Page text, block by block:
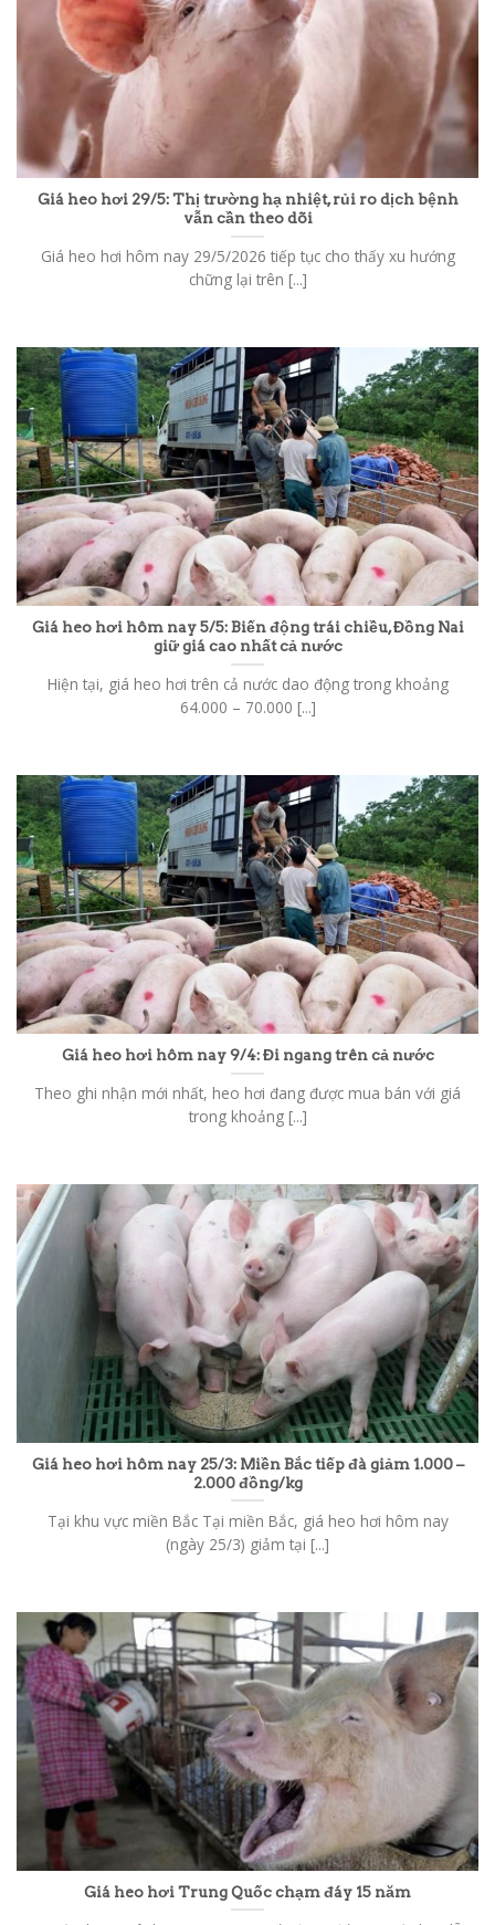
Giá heo hơi 29/5: Thị trường hạ nhiệt, rủi ro dịch bệnh
vẫn cần theo dõi
Giá heo hơi hôm nay 29/5/2026 tiếp tục cho thấy xu hướng
chững lại trên [...]
Giá heo hơi hôm nay 5/5: Biến động trái chiều, Đồng Nai
giữ giá cao nhất cả nước
Hiện tại, giá heo hơi trên cả nước dao động trong khoảng
64.000 – 70.000 [...]
Giá heo hơi hôm nay 9/4: Đi ngang trên cả nước
Theo ghi nhận mới nhất, heo hơi đang được mua bán với giá
trong khoảng [...]
Giá heo hơi hôm nay 25/3: Miền Bắc tiếp đà giảm 1.000 –
2.000 đồng/kg
Tại khu vực miền Bắc Tại miền Bắc, giá heo hơi hôm nay
(ngày 25/3) giảm tại [...]
Giá heo hơi Trung Quốc chạm đáy 15 năm